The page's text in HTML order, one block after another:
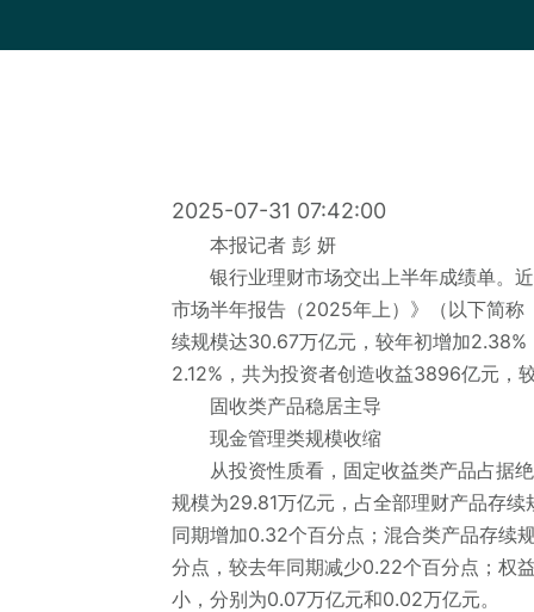
2025-07-31 07:42:00
本报记者 彭 妍
银行业理财市场交出上半年成绩单。近
市场半年报告（2025年上）》（以下简
续规模达30.67万亿元，较年初增加
2.12%，共为投资者创造收益3896亿元，
固收类产品稳居主导
现金管理类规模收缩
从投资性质看，固定收益类产品占据绝
规模为29.81万亿元，占全部理财产品存
同期增加0.32个百分点；混合类产品存续
分点，较去年同期减少0.22个百分点；权
小，分别为0.07万亿元和0.02万亿元。